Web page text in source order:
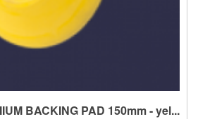
BACKING PAD 150mm - yel...